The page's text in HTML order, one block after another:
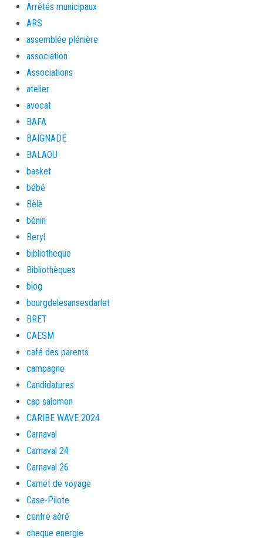
Arrêtés municipaux
ARS
assemblée plénière
association
Associations
atelier
avocat
BAFA
BAIGNADE
BALAOU
basket
bébé
Bèlè
bénin
Beryl
bibliotheque
Bibliothèques
blog
bourgdelesansesdarlet
BRET
CAESM
café des parents
campagne
Candidatures
cap salomon
CARIBE WAVE 2024
Carnaval
Carnaval 24
Carnaval 26
Carnet de voyage
Case-Pilote
centre aéré
cheque energie